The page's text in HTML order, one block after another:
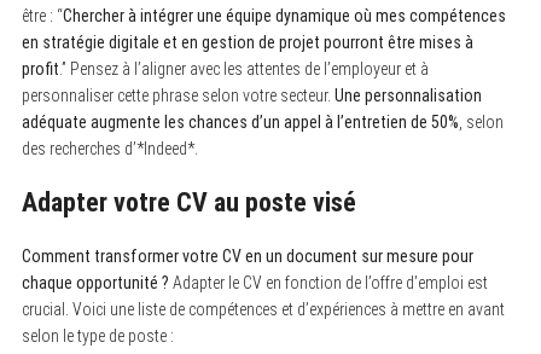
être : “Chercher à intégrer une équipe dynamique où mes compétences
en stratégie digitale et en gestion de projet pourront être mises à
profit.” Pensez à l’aligner avec les attentes de l’employeur et à
personnaliser cette phrase selon votre secteur. Une personnalisation
adéquate augmente les chances d’un appel à l’entretien de 50% , selon
des recherches d’*Indeed*.
Adapter votre CV au poste visé
Comment transformer votre CV en un document sur mesure pour
chaque opportunité ? Adapter le CV en fonction de l’offre d’emploi est
crucial. Voici une liste de compétences et d’expériences à mettre en avant
selon le type de poste :